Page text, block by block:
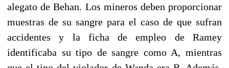
alegato de Behan. Los mineros deben proporcionar
muestras de su sangre para el caso de que sufran
accidentes y la ficha de empleo de Ramey
identificaba su tipo de sangre como A, mientras